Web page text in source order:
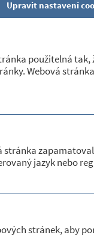
Upravit nastavení
použitelná
Webová
jazyk nebo
stránek, aby
že nebude
Tomáš Filkuka.